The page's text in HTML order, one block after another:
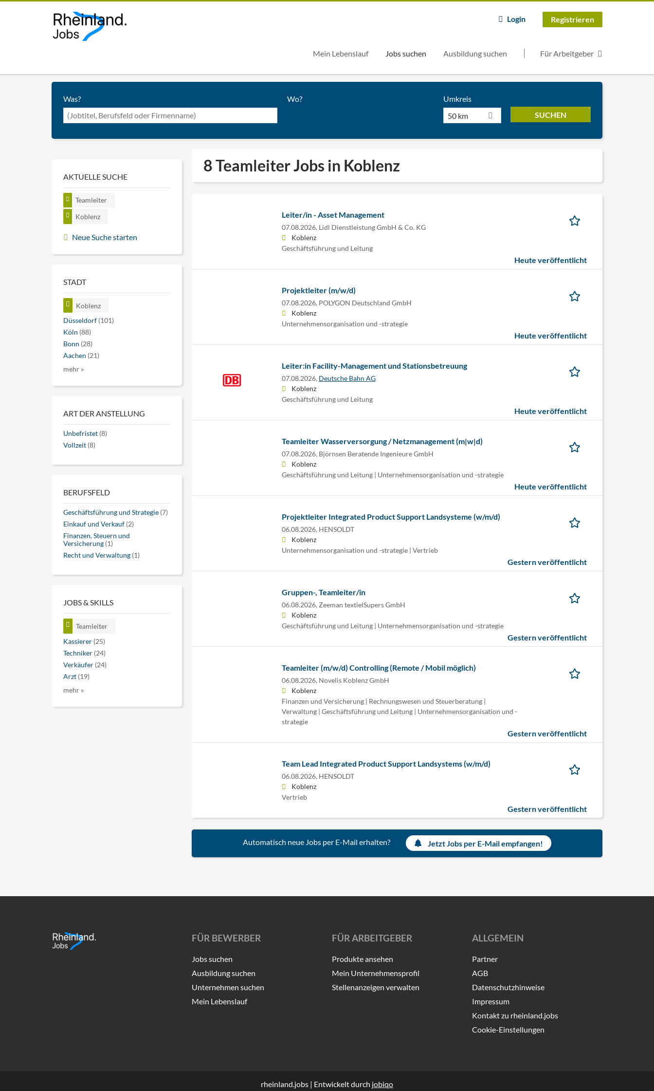
Login Registrieren
Mein Lebenslauf Jobs suchen Ausbildung suchen Für Arbeitgeber
Was? Wo?
Umkreis
50 km
8 Teamleiter Jobs in Koblenz
Leiter/in - Asset Management
07.08.2026, Lidl Dienstleistung GmbH & Co. KG
Koblenz
Geschäftsführung und Leitung
Heute veröffentlicht
Projektleiter (m/w/d)
07.08.2026, POLYGON Deutschland GmbH
Koblenz
Unternehmensorganisation und -strategie
Heute veröffentlicht
Leiter:in Facility-Management und Stationsbetreuung
07.08.2026, Deutsche Bahn AG
Koblenz
Geschäftsführung und Leitung
Heute veröffentlicht
Teamleiter Wasserversorgung / Netzmanagement (m|w|d)
07.08.2026, Björnsen Beratende Ingenieure GmbH
Koblenz
Geschäftsführung und Leitung | Unternehmensorganisation und -strategie
Heute veröffentlicht
Projektleiter Integrated Product Support Landsysteme (w/m/d)
06.08.2026, HENSOLDT
Koblenz
Unternehmensorganisation und -strategie | Vertrieb
Gestern veröffentlicht
Gruppen-, Teamleiter/in
06.08.2026, Zeeman textielSupers GmbH
Koblenz
Geschäftsführung und Leitung | Unternehmensorganisation und -strategie
Gestern veröffentlicht
Teamleiter (m/w/d) Controlling (Remote / Mobil möglich)
06.08.2026, Novelis Koblenz GmbH
Koblenz
Finanzen und Versicherung | Rechnungswesen und Steuerberatung |
Verwaltung | Geschäftsführung und Leitung | Unternehmensorganisation und -
strategie
Gestern veröffentlicht
Team Lead Integrated Product Support Landsystems (w/m/d)
06.08.2026, HENSOLDT
Koblenz
Vertrieb
Gestern veröffentlicht
Automatisch neue Jobs per E-Mail erhalten? Jetzt Jobs per E-Mail empfangen!
AKTUELLE SUCHE
Teamleiter
Koblenz
Neue Suche starten
STADT
Koblenz
Düsseldorf (101)
Köln (88)
Bonn (28)
Aachen (21)
mehr »
ART DER ANSTELLUNG
Unbefristet (8)
Vollzeit (8)
BERUFSFELD
Geschäftsführung und Strategie (7)
Einkauf und Verkauf (2)
Finanzen, Steuern und
Versicherung (1)
Recht und Verwaltung (1)
JOBS & SKILLS
Teamleiter
Kassierer (25)
Techniker (24)
Verkäufer (24)
Arzt (19)
mehr »
FÜR BEWERBER
Jobs suchen
Ausbildung suchen
Unternehmen suchen
Mein Lebenslauf
FÜR ARBEITGEBER
Produkte ansehen
Mein Unternehmensprofil
Stellenanzeigen verwalten
ALLGEMEIN
Partner
AGB
Datenschutzhinweise
Impressum
Kontakt zu rheinland.jobs
Cookie-Einstellungen
rheinland.jobs | Entwickelt durch jobiqo